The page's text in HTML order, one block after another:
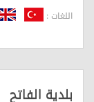
اللغات :
بلدية الفاتح